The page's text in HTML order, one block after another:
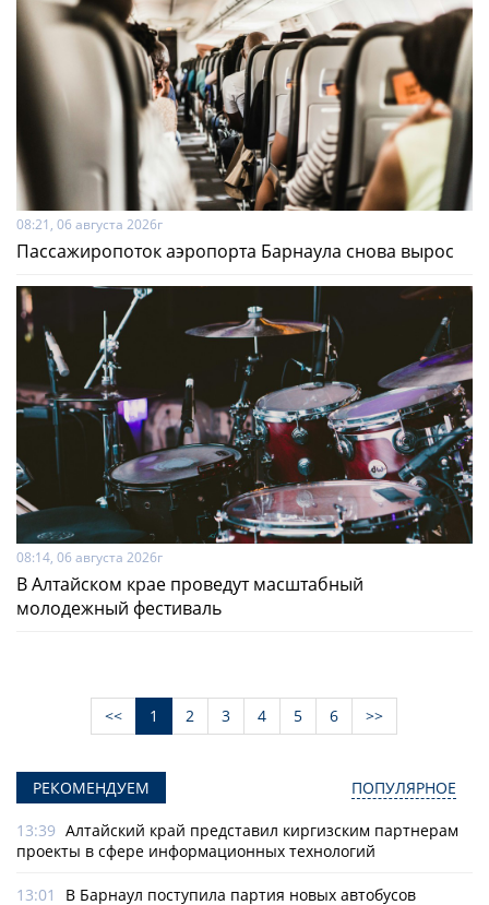
08:21, 06 августа 2026г
Пассажиропоток аэропорта Барнаула снова вырос
08:14, 06 августа 2026г
В Алтайском крае проведут масштабный
молодежный фестиваль
<< 1 2 3 4 5 6 >>
РЕКОМЕНДУЕМ ПОПУЛЯРНОЕ
13:39 Алтайский край представил киргизским партнерам
проекты в сфере информационных технологий
13:01 В Барнаул поступила партия новых автобусов